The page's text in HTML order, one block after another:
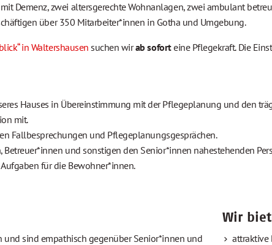
Demenz, zwei altersgerechte Wohnanlagen, zwei ambulant
über 350 Mitarbeiter*innen in Gotha und Umgebung.
in Waltershausensuchen wirab soforteine Pflegekraft. Die
Hauses in Übereinstimmung mit der Pflegeplanung und den
mit.
Fallbesprechungen und Pflegeplanungsgesprächen.
und sonstigen den Senior*innen nahestehenden
für die Bewohner*innen.
und sind empathisch gegenüber Senior*innen und
Wir
attraktive